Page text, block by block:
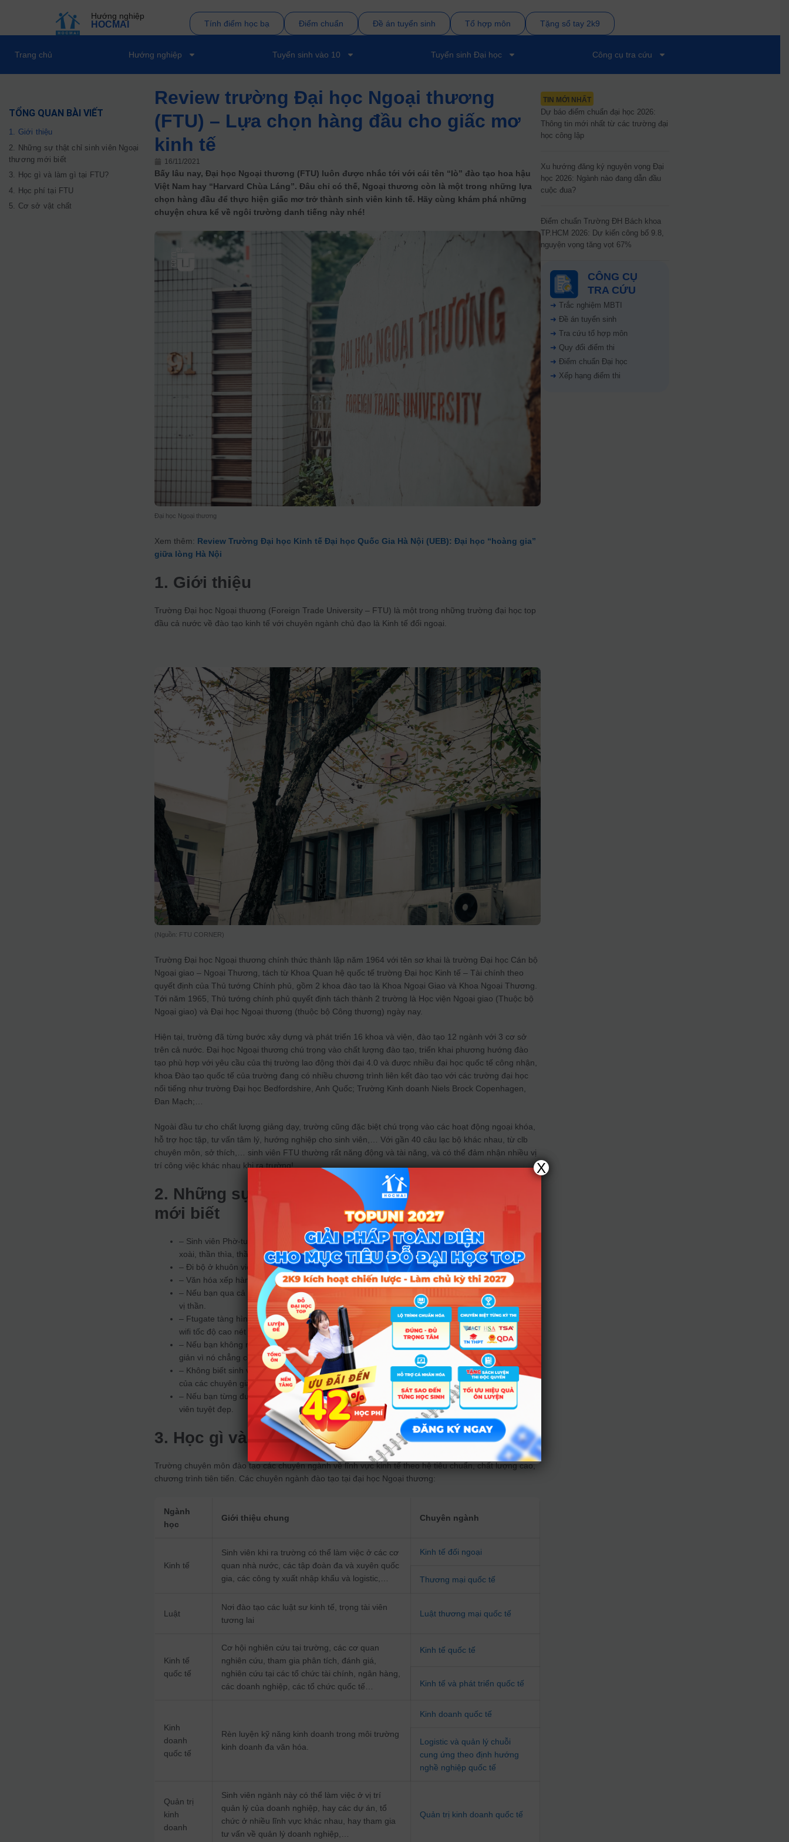
Hướng nghiệp
HOCMAI Tính điểm học bạ Điểm chuẩn Đề án tuyển sinh Tổ hợp môn Tặng sổ tay 2k9
Trang chủ Hướng nghiệp Tuyển sinh vào 10 Tuyển sinh Đại học Công cụ tra cứu
TỔNG QUAN BÀI VIẾT
1. Giới thiệu
2. Những sự thật chỉ sinh viên Ngoại
thương mới biết
3. Học gì và làm gì tại FTU?
4. Học phí tại FTU
5. Cơ sở vật chất
Review trường Đại học Ngoại thương
(FTU) – Lựa chọn hàng đầu cho giấc mơ
kinh tế
16/11/2021
Bấy lâu nay, Đại học Ngoại thương (FTU) luôn được nhắc tới với cái tên “lò” đào tạo hoa hậu
Việt Nam hay “Harvard Chùa Láng”. Đâu chỉ có thế, Ngoại thương còn là một trong những lựa
chọn hàng đầu để thực hiện giấc mơ trở thành sinh viên kinh tế. Hãy cùng khám phá những
chuyện chưa kể về ngôi trường danh tiếng này nhé!
Đại học Ngoại thương
Xem thêm: Review Trường Đại học Kinh tế Đại học Quốc Gia Hà Nội (UEB): Đại học “hoàng gia”
giữa lòng Hà Nội
1. Giới thiệu
Trường Đại học Ngoại thương (Foreign Trade University – FTU) là một trong những trường đại học top
đầu cả nước về đào tạo kinh tế với chuyên ngành chủ đạo là Kinh tế đối ngoại.
(Nguồn: FTU CORNER)
Trường Đại học Ngoại thương chính thức thành lập năm 1964 với tên sơ khai là trường Đại học Cán bộ
Ngoại giao – Ngoại Thương, tách từ Khoa Quan hệ quốc tế trường Đại học Kinh tế – Tài chính theo
quyết định của Thủ tướng Chính phủ, gồm 2 khoa đào tạo là Khoa Ngoại Giao và Khoa Ngoại Thương.
Tới năm 1965, Thủ tướng chính phủ quyết định tách thành 2 trường là Học viện Ngoại giao (Thuộc bộ
Ngoại giao) và Đại học Ngoại thương (thuộc bộ Công thương) ngày nay.
Hiện tại, trường đã từng bước xây dựng và phát triển 16 khoa và viện, đào tạo 12 ngành với 3 cơ sở
trên cả nước. Đại học Ngoại thương chú trọng vào chất lượng đào tạo, triển khai phương hướng đào
tạo phù hợp với yêu cầu của thị trường lao động thời đại 4.0 và được nhiều đại học quốc tế công nhận,
khoa Đào tạo quốc tế của trường đang có nhiều chương trình liên kết đào tạo với các trường đại học
nổi tiếng như trường Đại học Bedfordshire, Anh Quốc; Trường Kinh doanh Niels Brock Copenhagen,
Đan Mạch;…
Ngoài đầu tư cho chất lượng giảng dạy, trường cũng đặc biệt chú trọng vào các hoạt động ngoại khóa,
hỗ trợ học tập, tư vấn tâm lý, hướng nghiệp cho sinh viên,… Với gần 40 câu lạc bộ khác nhau, từ clb
chuyên môn, sở thích,… sinh viên FTU thường rất năng động và tài năng, và có thể đảm nhận nhiều vị
trí công việc khác nhau khi ra trường!
2. Những sự thật chỉ sinh viên Ngoại thương
mới biết
– Sinh viên Phờ-tu không mê tín, chỉ mê tín theo thời vụ vào mỗi kì thi bằng cách share thần
xoài, thần thìa, thần đá,…
– Đi bộ ở khuôn viên trường được thần xoài rơi trúng đầu đảm bảo may mắn cả kỳ.
– Văn hóa xếp hàng, ngồi bệt, teamwork là thứ không thể thiếu ở Ngoại thương.
– Nếu bạn qua cả 3 môn thể chỉ trong một lần, và bộ 3 môn vấn đáp FTU, bạn xứng đáng là một
vị thần.
– Ftugate tàng hình mỗi dịp đăng ký tín chỉ, bạn không hẳn cần một chiếc máy tính xịn sò, hay
wifi tốc độ cao nét căng, bạn cần thần may mắn luôn ở bên bạn.
– Nếu bạn không nhanh chân, bãi gửi xe trường F từ chối trở thành bến đỗ cuộc đời bạn, đơn
giản vì nó chẳng còn sức chứa nữa rồi.
– Không biết sinh viên Ngoại thương có ăn bún đậu chém tiếng Anh không, nhưng theo khảo sát
của các chuyên gia, bún đậu Chùa Láng rất ngon.
– Nếu bạn từng được ăn bánh ở Canteen bánh FTU, xin chúc mừng, bạn đã có một thời sinh
viên tuyệt đẹp.
3. Học gì và làm gì tại FTU?
Trường chuyên môn đào tạo các chuyên ngành về lĩnh vực kinh tế theo hệ tiêu chuẩn, chất lượng cao,
chương trình tiên tiến. Các chuyên ngành đào tạo tại đại học Ngoại thương:
Ngành
học
Giới thiệu chung Chuyên ngành
Kinh tế
Sinh viên khi ra trường có thể làm việc ở các cơ
quan nhà nước, các tập đoàn đa và xuyên quốc
gia, các công ty xuất nhập khẩu và logistic,…
Kinh tế đối ngoại
Thương mại quốc tế
Luật
Nơi đào tạo các luật sư kinh tế, trọng tài viên
tương lai
Luật thương mại quốc tế
Kinh tế
quốc tế
Cơ hội nghiên cứu tại trường, các cơ quan
nghiên cứu, tham gia phân tích, đánh giá,
nghiên cứu tại các tổ chức tài chính, ngân hàng,
các doanh nghiệp, các tổ chức quốc tế…
Kinh tế quốc tế
Kinh tế và phát triển quốc tế
Kinh
doanh
quốc tế
Rèn luyện kỹ năng kinh doanh trong môi trường
kinh doanh đa văn hóa.
Kinh doanh quốc tế
Logistic và quản lý chuỗi
cung ứng theo định hướng
nghề nghiệp quốc tế
Quản trị
kinh
doanh
Sinh viên ngành này có thể làm việc ở vị trí
quản lý của doanh nghiệp, hay các dự án, tổ
chức ở nhiều lĩnh vực khác nhau, hay tham gia
tư vấn về quản lý doanh nghiệp,…
Quản trị kinh doanh quốc tế
TIN MỚI NHẤT
Dự báo điểm chuẩn đại học 2026:
Thông tin mới nhất từ các trường đại
học công lập
Xu hướng đăng ký nguyện vọng Đại
học 2026: Ngành nào đang dẫn đầu
cuộc đua?
Điểm chuẩn Trường ĐH Bách khoa
TP.HCM 2026: Dự kiến công bố 9.8,
nguyện vọng tăng vọt 67%
CÔNG CỤ
TRA CỨU
➜ Trắc nghiệm MBTI
➜ Đề án tuyển sinh
➜ Tra cứu tổ hợp môn
➜ Quy đổi điểm thi
➜ Điểm chuẩn Đại học
➜ Xếp hạng điểm thi
X